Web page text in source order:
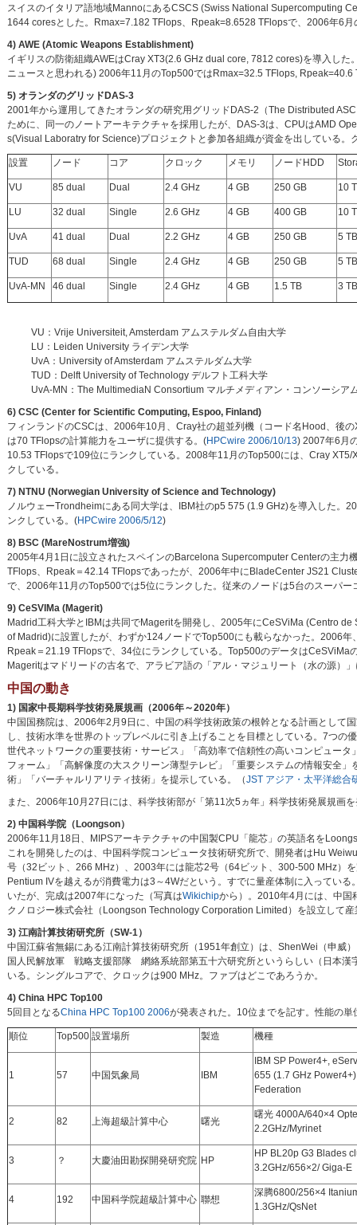
スイスのイタリア語地域MannoにあるCSCS (Swiss National Supercomputing
1644 coresとした。Rmax=7.182 TFlops、Rpeak=8.6528 TFlopsで、2006年6
4) AWE (Atomic Weapons Establishment)
イギリスの防衛組織AWEはCray XT3(2.6 GHz dual core, 7812 cores)を導入した
ニュースと思われる) 2006年11月のTop500ではRmax=32.5 TFlops,
5) オランダのグリッドDAS-3
2001年から運用してきたオランダの研究用グリッドDAS-2（The Distributed
ために、同一のノートアーキテクチャを採用したが、DAS-3は、CPUはAMD
s(Visual Laboratry for Science)プロジェクトと参加各組織が資金を出している。
設置 ノード コア クロック メモリ ノードHDD
VU 85 dual Dual 2.4 GHz 4 GB 250 GB 10
LU 32 dual Single 2.6 GHz 4 GB 400 GB 10
UvA 41 dual Dual 2.2 GHz 4 GB 250 GB 5 TB
TUD 68 dual Single 2.4 GHz 4 GB 250 GB 5 TB
UvA-MN 46 dual Single 2.4 GHz 4 GB 1.5 TB 3 TB
VU：Vrije Universiteit, Amsterdam アムステルダム自由大学
LU：Leiden University ライデン大学
UvA：University of Amsterdam アムステルダム大学
TUD：Delft University of Technology デルフト工科大学
UvA-MN：The MultimediaN Consortium マルチメディアン・コンソーシア
6) CSC (Center for Scientific Computing, Espoo, Finland)
フィンランドのCSCは、2006年10月、Cray社の超並列機（コード名Hood、後
は70 TFlopsの計算能力をユーザに提供する。(HPCwire 2006/10/13) 2007年6月
10.53 TFlopsで109位にランクしている。2008年11月のTop500には、Cray
クしている。
7) NTNU (Norwegian University of Science and Technology)
ノルウェーTrondheimにある同大学は、IBM社のp5 575 (1.9 GHz)を導入した
ンクしている。(HPCwire 2006/5/12)
8) BSC (MareNostrum増強)
2005年4月1日に設立されたスペインのBarcelona Supercomputer Centerの主
TFlops、Rpeak＝42.14 TFlopsであったが、2006年中にBladeCenter JS21
で、2006年11月のTop500では5位にランクした。従来のノードは5台のスーパ
9) CeSVIMa (Magerit)
Madrid工科大学とIBMは共同でMageritを開発し、2005年にCeSViMa (Centro
of Madrid)に設置したが、わずか124ノードでTop500にも載らなかった。2006
Rpeak＝21.19 TFlopsで、34位にランクしている。Top500のデータは
Mageritはマドリードの古名で、アラビア語の「アル・マジュリート（水の源）
中国の動き
1) 国家中長期科学技術発展規画（2006年～2020年）
中国国務院は、2006年2月9日に、中国の科学技術政策の根幹となる計画として
し、技術水準を世界のトップレベルに引き上げることを目標としている。7つ
世代ネットワークの重要技術・サービス」「高効率で信頼性の高いコンピュー
フォーム」「高解像度の大スクリーン薄型テレビ」「重要システムの情報安全
術」「バーチャルリアリティ技術」を提示している。（JST アジア・太平洋総合
また、2006年10月27日には、科学技術部が「第11次5ヵ年」科学技術発展規画
2) 中国科学院（Loongson）
2006年11月18日、MIPSアーキテクチャの中国製CPU「龍芯」の英語名を
これを開発したのは、中国科学院コンピュータ技術研究所で、開発者はHu
号（32ビット、266 MHz）、2003年には龍芯2号（64ビット、300-500 MHz）
Pentium IVを越えるが消費電力は3～4Wだという。すでに量産体制に入ってい
いたが、完成は2007年になった（写真はWikichipから）。2010年4月には、中国
クノロジー株式会社（Loongson Technology Corporation Limited）を設立して産
3) 江南計算技術研究所（SW-1）
中国江蘇省無錫にある江南計算技術研究所（1951年創立）は、ShenWei（申威
国人民解放軍 戦略支援部隊 網絡系統部第五十六研究所というらしい（日本漢
いる。シングルコアで、クロックは900 MHz。ファブはどこであろうか。
4) China HPC Top100
5回目となるChina HPC Top100 2006が発表された。10位までを記す。性能の
順位 Top500 設置場所 製造 機種
1 57 中国気象局 IBM
IBM SP Power4+,
655 (1.7 GHz
Federation
2 82 上海超級計算中心 曙光
曙光 4000A/640×4
2.2GHz/Myrinet
3 ？ 大慶油田勘探開発研究院 HP
HP BL20p G3 Blades
3.2GHz/656×2/ Giga-E
4 192 中国科学院超級計算中心 聯想
深腾6800/256×4
1.3GHz/QsNet